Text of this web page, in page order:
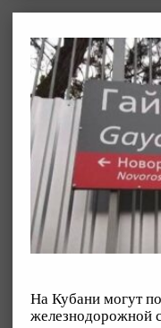
На Кубани могут
железнодорожной